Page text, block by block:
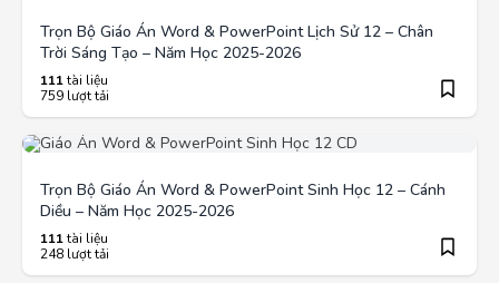
Trọn Bộ Giáo Án Word & PowerPoint Lịch Sử 12 – Chân
Trời Sáng Tạo – Năm Học 2025-2026
111tài liệu
759 lượt tải
Trọn Bộ Giáo Án Word & PowerPoint Sinh Học 12 – Cánh
Diều – Năm Học 2025-2026
111tài liệu
248 lượt tải